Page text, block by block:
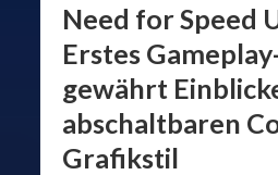
Need for Speed
Erstes
gewährt
abschaltbaren
Grafikstil